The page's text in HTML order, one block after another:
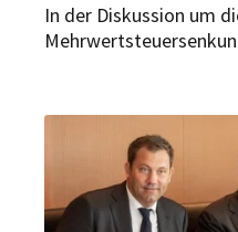
In der Diskussion um
Bundesfinanzminister
finanziellen Ausgleich
erklärt, spricht
falschen Weg und der
Ministerpräsident